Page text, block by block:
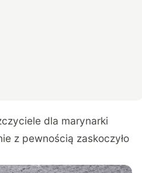
dla marynarki
z pewnością zaskoczyło